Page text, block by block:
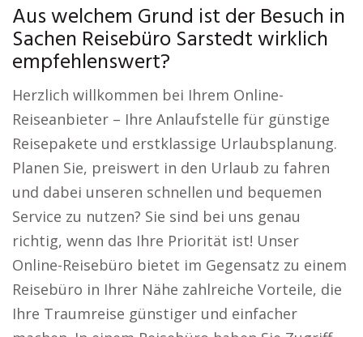
Aus welchem Grund ist der Besuch in
Sachen Reisebüro Sarstedt wirklich
empfehlenswert?
Herzlich willkommen bei Ihrem Online-
Reiseanbieter – Ihre Anlaufstelle für günstige
Reisepakete und erstklassige Urlaubsplanung.
Planen Sie, preiswert in den Urlaub zu fahren
und dabei unseren schnellen und bequemen
Service zu nutzen? Sie sind bei uns genau
richtig, wenn das Ihre Priorität ist! Unser
Online-Reisebüro bietet im Gegensatz zu einem
Reisebüro in Ihrer Nähe zahlreiche Vorteile, die
Ihre Traumreise günstiger und einfacher